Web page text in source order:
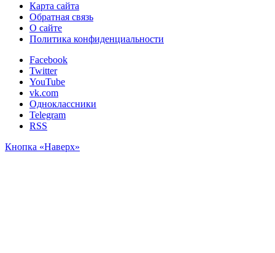
Карта сайта
Обратная связь
О сайте
Политика конфиденциальности
Facebook
Twitter
YouTube
vk.com
Одноклассники
Telegram
RSS
Кнопка «Наверх»